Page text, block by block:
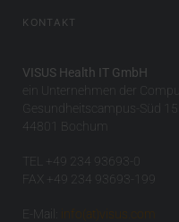
KONTAKT
VISUS Health IT GmbH
ein Unternehmen der
Gesundheitscampus-Süd 15
44801 Bochum
TEL +49 234 93693-0
FAX +49 234 93693-199
E-Mail:
info(at)visus.com